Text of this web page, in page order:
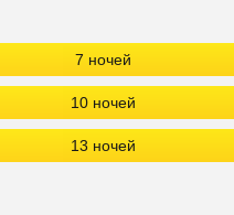
7 ночей
10 ночей
13 ночей